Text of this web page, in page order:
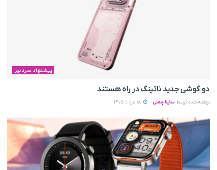
پیشنهاد سردبیر
دو گوشی جدید ناتینگ در راه هستند
نوشته شده توسط ساینا چمنی